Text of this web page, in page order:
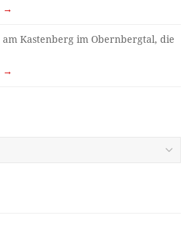
→
am Kastenberg im Obernbergtal, die
→